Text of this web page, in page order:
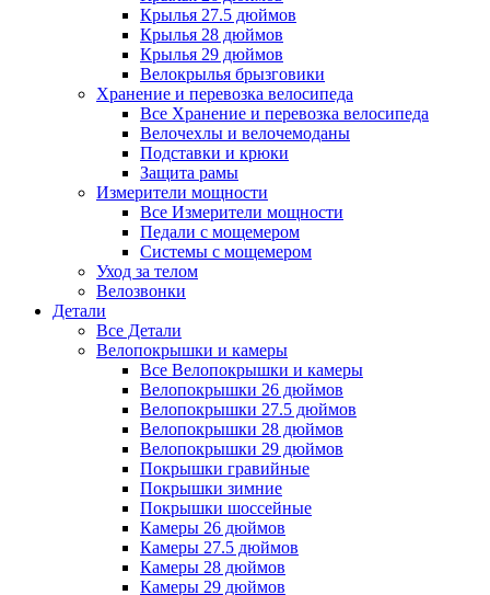
Крылья 27.5 дюймов
Крылья 28 дюймов
Крылья 29 дюймов
Велокрылья брызговики
Хранение и перевозка велосипеда
Все Хранение и перевозка велосипеда
Велочехлы и велочемоданы
Подставки и крюки
Защита рамы
Измерители мощности
Все Измерители мощности
Педали с мощемером
Системы с мощемером
Уход за телом
Велозвонки
Детали
Все Детали
Велопокрышки и камеры
Все Велопокрышки и камеры
Велопокрышки 26 дюймов
Велопокрышки 27.5 дюймов
Велопокрышки 28 дюймов
Велопокрышки 29 дюймов
Покрышки гравийные
Покрышки зимние
Покрышки шоссейные
Камеры 26 дюймов
Камеры 27.5 дюймов
Камеры 28 дюймов
Камеры 29 дюймов